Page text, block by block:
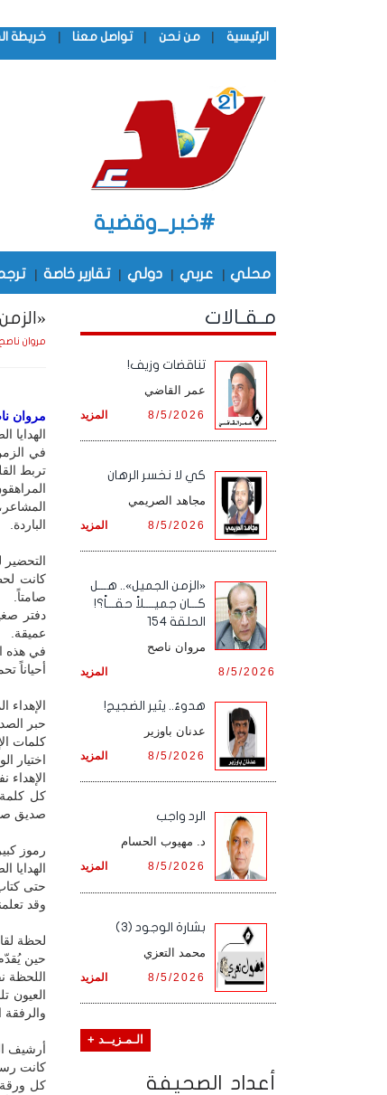
الرئيسية | من نحن | تواصل معنا | خريطة
#خبر_وقضية
محلي | عربي | دولي | تقارير خاصة |
مروان ناصح
مروان
الهدايا
في
تربط
الباردة.
التحضير
كانت
صامتاً.
دفتر
عميقة.
في هذه
أحياناً
الإهداء
حبر
كلمات
اختيار
كل
صديق
رموز
حتى
وقد
لحظة
حين
اللحظة
العيون
والرفقة
أرشيف
كانت
كل
مـقـالات
تناقضات وزيف!
عمر القاضي
المزيد 8/5/2026
كي لا نخسر الرهان
مجاهد الصريمي
المزيد 8/5/2026
«الزمن الجميل».. هـــل
كـــان جميــــلاً حقـــاً؟!
الحلقة 154
مروان ناصح
المزيد 8/5/2026
هدوءٌ.. يثير الضجيج!
عدنان باوزير
المزيد 8/5/2026
الرد واجب
د. مهيوب الحسام
المزيد 8/5/2026
بشارة الوجود (3)
محمد التعزي
المزيد 8/5/2026
الـمـزيــد +
أعداد الصحيفة